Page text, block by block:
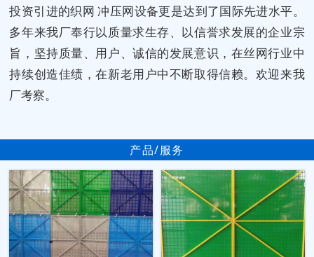
投资引进的织网 冲压网设备更是达到了国际先进水平。
多年来我厂奉行以质量求生存、以信誉求发展的企业宗
旨，坚持质量、用户、诚信的发展意识，在丝网行业中
持续创造佳绩，在新老用户中不断取得信赖。欢迎来我
厂考察。
产品/服务